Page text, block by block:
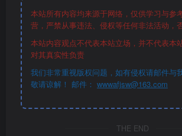
本站所有内容均来源于网络，仅供学习与参
营，严禁从事违法、侵权等任何非法活动，
本站内容观点不代表本站立场，并不代表本
对其真实性负责
我们非常重视版权问题，如有侵权请邮件与
敬请谅解！ 邮件： wwwafjsw@163.com
THE END